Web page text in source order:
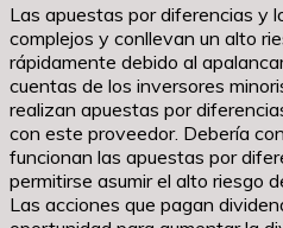
Las apuestas por diferencias y
complejos y conllevan un alto
rápidamente debido al
cuentas de los inversores
realizan apuestas por
con este proveedor. Debería
funcionan las apuestas por
permitirse asumir el alto riesgo
Las acciones que pagan